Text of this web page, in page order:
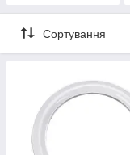
Сортування